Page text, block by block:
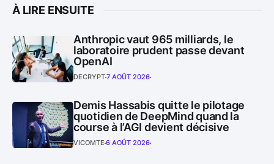
À LIRE ENSUITE
Anthropic vaut 965 milliards, le
laboratoire prudent passe devant
OpenAI
DECRYPT7 AOÛT 2026
Demis Hassabis quitte le pilotage
quotidien de DeepMind quand la
course à l’AGI devient décisive
VICOMTE 6 AOÛT 2026